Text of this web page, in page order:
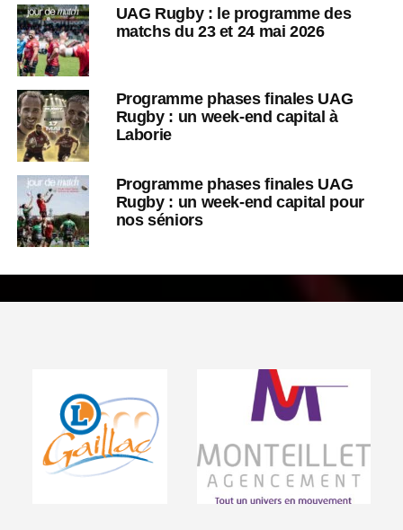
UAG Rugby : le programme des
matchs du 23 et 24 mai 2026
Programme phases finales UAG
Rugby : un week-end capital à
Laborie
Programme phases finales UAG
Rugby : un week-end capital pour
nos séniors